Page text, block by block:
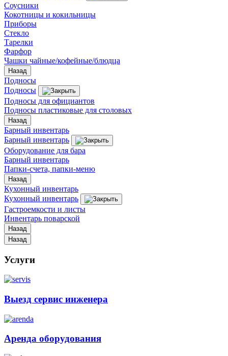
Соусники
Кокотницы и кокильницы
Приборы
Стекло
Тарелки
Фарфор
Чашки чайные/кофейные/блюдца
Назад
Подносы
Подносы
Подносы для официантов
Подносы пластиковые для столовых
Назад
Барный инвентарь
Барный инвентарь
Оборудование для бара
Барный инвентарь
Папки-счета, папки-меню
Назад
Кухонный инвентарь
Кухонный инвентарь
Гастроемкости и листы
Инвентарь поварской
Назад
Назад
Услуги
Выезд сервис инженера
Аренда оборудования